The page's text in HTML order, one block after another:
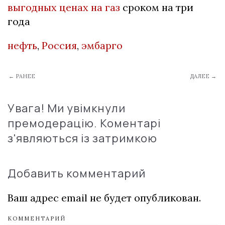
выгодных ценах на газ сроком на три
года
нефть, Россия, эмбарго
← РАНЕЕ ДАЛЕЕ →
Увага! Ми увімкнули
премодерацію. Коментарі
з'являються із затримкою
Добавить комментарий
Ваш адрес email не будет опубликован.
КОММЕНТАРИЙ